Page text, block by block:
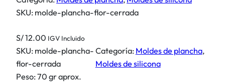
SKU: molde-plancha-flor-cerrada
S/12.00 IGV Incluido
SKU: molde-plancha-
flor-cerrada
Categoría: Moldes de plancha ,
Moldes de silicona
Peso: 70 gr aprox.